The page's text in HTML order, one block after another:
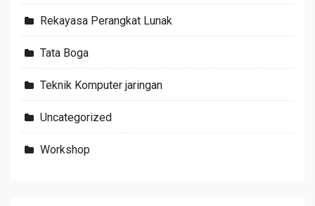
Rekayasa Perangkat Lunak
Tata Boga
Teknik Komputer jaringan
Uncategorized
Workshop